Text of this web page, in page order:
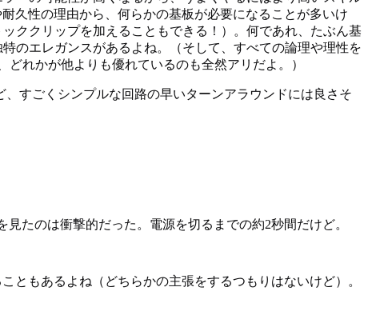
久性の理由から、何らかの基板が必要になることが多いけ
ククリップを加えることもできる！）。何であれ、たぶん基
のエレガンスがあるよね。（そして、すべての論理や理性を
れかが他よりも優れているのも全然アリだよ。）
すごくシンプルな回路の早いターンアラウンドには良さそ
たのは衝撃的だった。電源を切るまでの約2秒間だけど。
ともあるよね（どちらかの主張をするつもりはないけど）。